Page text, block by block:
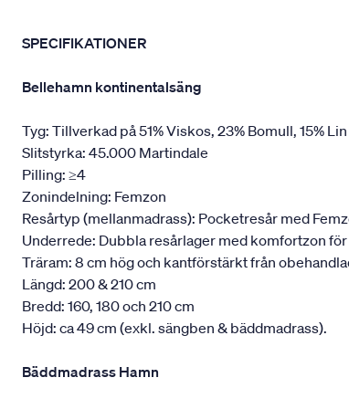
SPECIFIKATIONER
Bellehamn kontinentalsäng
Tyg: Tillverkad på 51% Viskos, 23% Bomull, 15%
Slitstyrka: 45.000 Martindale
Pilling: ≥4
Zonindelning: Femzon
Resårtyp (mellanmadrass): Pocketresår med
Underrede: Dubbla resårlager med komfortzon för
Träram: 8 cm hög och kantförstärkt från
Längd: 200 & 210 cm
Bredd: 160, 180 och 210 cm
Höjd: ca 49 cm (exkl. sängben & bäddmadrass).
Bäddmadrass Hamn